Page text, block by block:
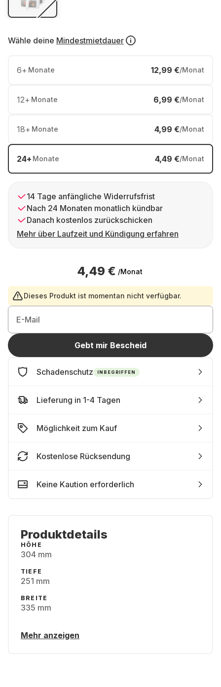
Wähle deine Mindestmietdauer
6+ Monate 12,99 €/Monat
12+ Monate 6,99 €/Monat
18+ Monate 4,99 €/Monat
24+ Monate 4,49 €/Monat
14 Tage anfängliche Widerrufsfrist
Nach 24 Monaten monatlich kündbar
Danach kostenlos zurückschicken
Mehr über Laufzeit und Kündigung erfahren
4,49 € /Monat
Dieses Produkt ist momentan nicht verfügbar.
E-Mail
Gebt mir Bescheid
Schadenschutz INBEGRIFFEN
Lieferung in 1-4 Tagen
Möglichkeit zum Kauf
Kostenlose Rücksendung
Keine Kaution erforderlich
Produktdetails
HÖHE
304 mm
TIEFE
251 mm
BREITE
335 mm
Mehr anzeigen